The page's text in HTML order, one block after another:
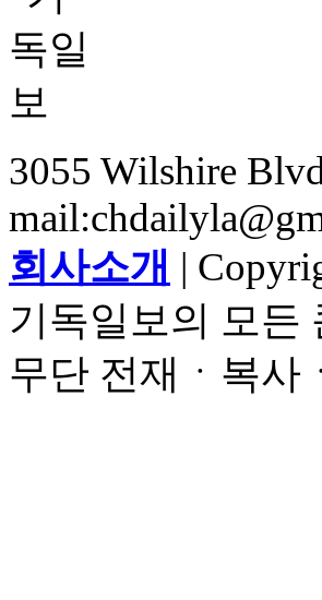
3055 Wilshire
회사소개 |
기독일보의 모든
무단 전재ㆍ복사